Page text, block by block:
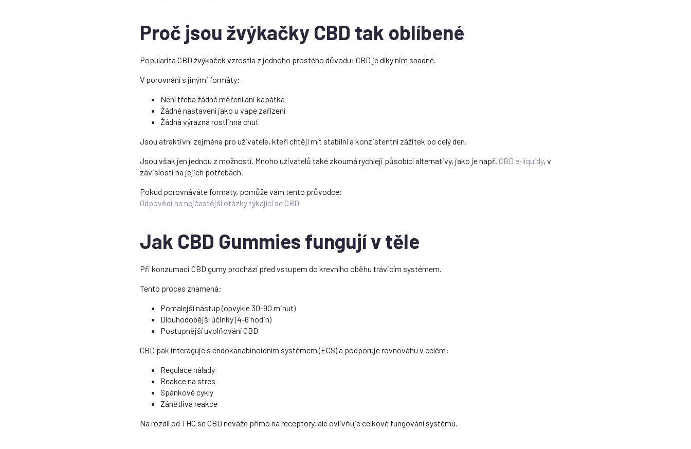
Proč jsou žvýkačky CBD tak oblíbené
Popularita CBD žvýkaček vzrostla z jednoho prostého důvodu: CBD je díky nim snadné.
V porovnání s jinými formáty:
Není třeba žádné měření ani kapátka
Žádné nastavení jako u vape zařízení
Žádná výrazná rostlinná chuť
Jsou atraktivní zejména pro uživatele, kteří chtějí mít stabilní a konzistentní zážitek po celý den.
Jsou však jen jednou z možností. Mnoho uživatelů také zkoumá rychleji působící alternativy, jako je např. CBD e-liquidy, v
závislosti na jejich potřebách.
Pokud porovnáváte formáty, pomůže vám tento průvodce:
Odpovědi na nejčastější otázky týkající se CBD
Jak CBD Gummies fungují v těle
Při konzumaci CBD gumy prochází před vstupem do krevního oběhu trávicím systémem.
Tento proces znamená:
Pomalejší nástup (obvykle 30-90 minut)
Dlouhodobější účinky (4-6 hodin)
Postupnější uvolňování CBD
CBD pak interaguje s endokanabinoidním systémem (ECS) a podporuje rovnováhu v celém:
Regulace nálady
Reakce na stres
Spánkové cykly
Zánětlivá reakce
Na rozdíl od THC se CBD neváže přímo na receptory, ale ovlivňuje celkové fungování systému.